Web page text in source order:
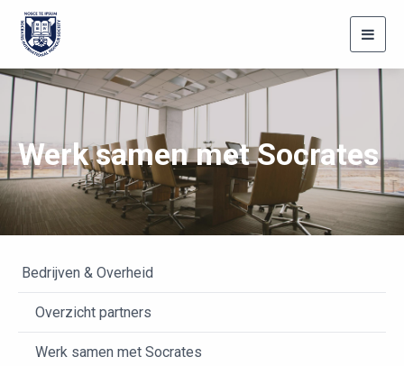
Werk samen met Socrates
Bedrijven & Overheid
Overzicht partners
Werk samen met Socrates